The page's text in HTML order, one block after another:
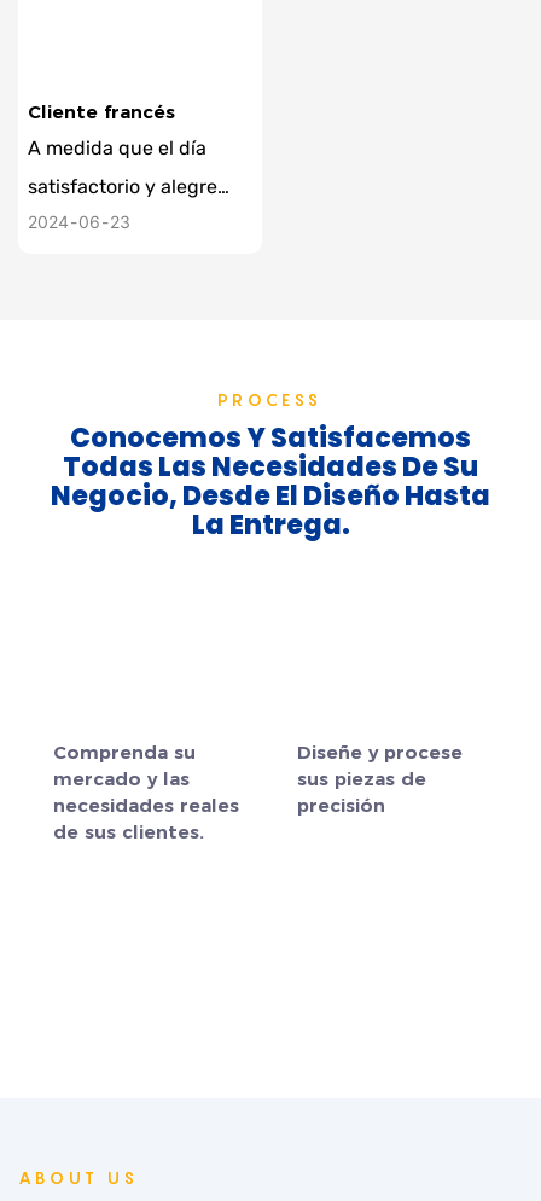
calor humano a nuestros
intercambios
colaborativos
Cliente francés
A medida que el día
satisfactorio y alegre
llegó a su fin, tomamos
el calor de la renuencia,
aprecia las pequeñas
bellezas en nuestra
2024 06 23
PROCESS
Conocemos Y Satisfacemos
Todas Las Necesidades De Su
Negocio, Desde El Diseño Hasta
La Entrega.
Comprenda su
mercado y las
necesidades reales
de sus clientes.
Diseñe y procese
sus piezas de
precisión
ABOUT US